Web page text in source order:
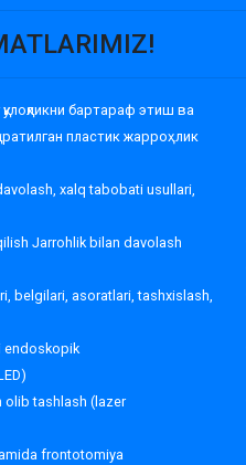
бартараф этиш ва
пластик жарроҳлик
xalq tabobati usullari,
Jarrohlik bilan davolash
belgilari, asoratlari, tashxislash,
endoskopik
olib tashlash (lazer
frontotomiya